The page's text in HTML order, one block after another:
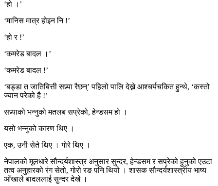
‘हो ।’
‘मानिस मात्र होइन नि !’
‘हो र !’
‘कमरेड बादल ।’
‘कमरेड बादल !’
‘बड्डा त जातिबित्ती सप्र्‍या रैछन्’ पहिलो पालि देख्ने आश्चर्यचकित हुन्थे, ‘कस्तो
ज्यान परेको है !’
सप्र्‍याको भन्नुको मतलब सप्रेको, हेन्डसम हो ।
यसो भन्नुको कारण थिए ।
एक, उनी सेते थिए । गोरे थिए ।
नेपालको मूलधारे सौन्दर्यशास्त्र अनुसार सुन्दर, हेन्डसम र सप्रेको हुनुको एउटा
तत्व अनुहारको रंग सेतो, गोरो रङ पनि थियो । शासक सौन्दर्यशास्त्रीय भाष्य
आँखाले बादललाई सुन्दर देखे ।